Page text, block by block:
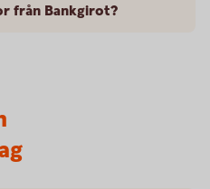
från Bankgirot?